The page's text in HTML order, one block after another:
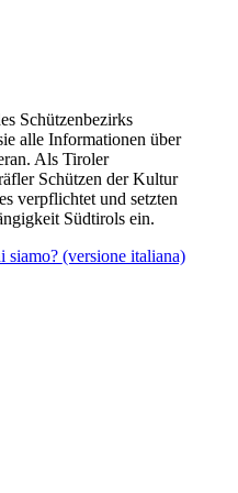
Schützenbezirks
alle Informationen über
Als Tiroler
Schützen der Kultur
verpflichtet und setzten
Südtirols ein.
siamo? (versione italiana)